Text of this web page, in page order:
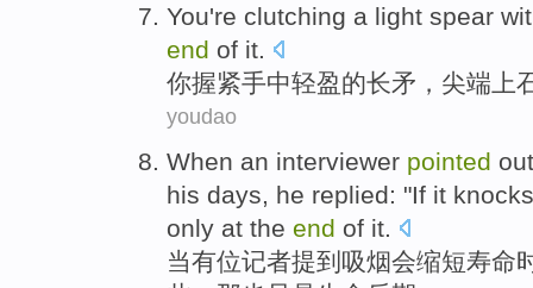
You're clutching a light spear
end of it.
你握紧手中轻盈的长矛 ， 尖端 上
youdao
When an interviewer pointed
his days, he replied: "If it
only at the end of it.
当有位记者提到 吸烟会缩短寿命